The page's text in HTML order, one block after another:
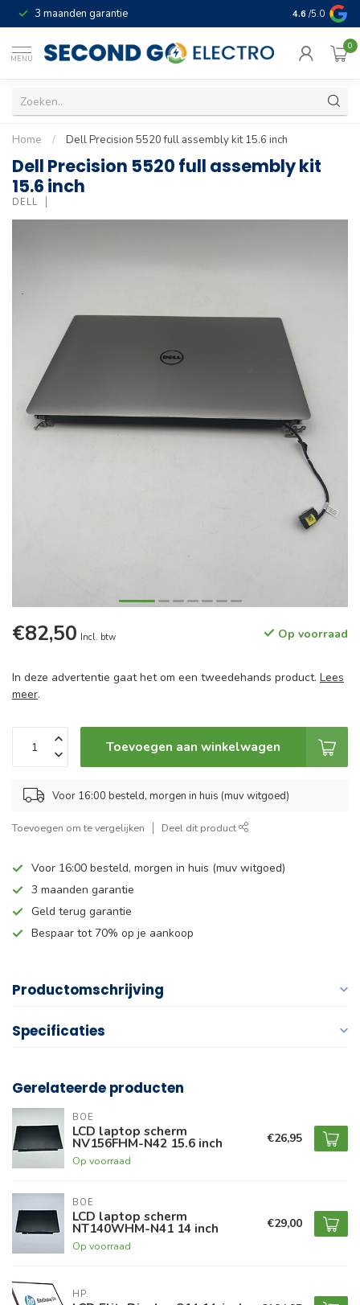
3 maanden garantie Geld terug
4.6 /5.0
MENU
0
Home / Dell Precision 5520 full assembly kit 15.6 inch
Dell Precision 5520 full assembly kit
15.6 inch
DELL
€82,50 Incl. btw Op voorraad
In deze advertentie gaat het om een tweedehands product. Lees
meer.
Toevoegen aan winkelwagen
Voor 16:00 besteld, morgen in huis (muv witgoed)
Toevoegen om te vergelijken Deel dit product
Voor 16:00 besteld, morgen in huis (muv witgoed)
3 maanden garantie
Geld terug garantie
Bespaar tot 70% op je aankoop
Productomschrijving
Specificaties
Gerelateerde producten
BOE
LCD laptop scherm
NV156FHM-N42 15.6 inch
Op voorraad
€26,95
BOE
LCD laptop scherm
NT140WHM-N41 14 inch
Op voorraad
€29,00
HP.